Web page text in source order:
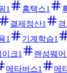
1 홈택스1
결제정산1
1 기계학습1
이크1 랜섬웨어
메타버스1 메